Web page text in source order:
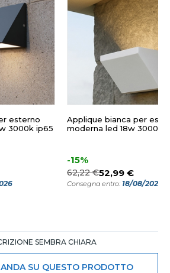
esterno
3000k ip65
Applique bianca per
moderna led 18w 3000k
-15%
62,22 €52,99 €
Consegna entro: 18/08/2026
SEMBRA CHIARA
SU QUESTO PRODOTTO